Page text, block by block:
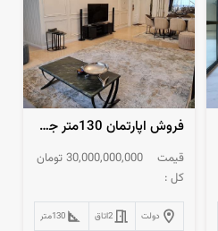
فروش اپارتمان 130متر جهانتاب
قیمت
کل :
30,000,000,000 تومان
دولت 2اتاق 130متر